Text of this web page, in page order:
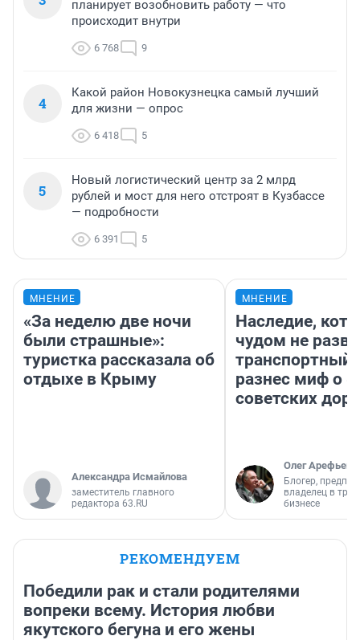
планирует возобновить работу — что
происходит внутри
6 768 9
4
Какой район Новокузнецка самый лучший
для жизни — опрос
6 418 5
5
Новый логистический центр за 2 млрд
рублей и мост для него отстроят в Кузбассе
— подробности
6 391 5
МНЕНИЕ
«За неделю две ночи
были страшные»:
туристка рассказала об
отдыхе в Крыму
Александра Исмайлова
заместитель главного
редактора 63.RU
МНЕНИЕ
Наследие,
чудом не
транспортный
разнес миф о
советских
Олег Арефьев
Блогер,
владелец в
бизнесе
РЕКОМЕНДУЕМ
Победили рак и стали родителями
вопреки всему. История любви
якутского бегуна и его жены